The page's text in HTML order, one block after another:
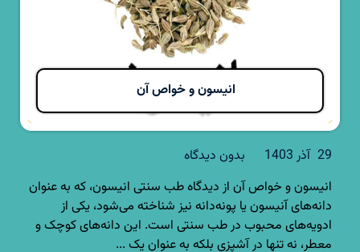
انیسون و خواص آن
29 آذر 1403
بدون دیدگاه
انیسون و خواص آن از دیدگاه طب سنتی انیسون، که به عنوان
دانه‌های آنیسون یا پونه‌دانه نیز شناخته می‌شود، یکی از
ادویه‌های محبوب در طب سنتی است. این دانه‌های کوچک و
معطر، نه تنها در آشپزی بلکه به عنوان یک ...